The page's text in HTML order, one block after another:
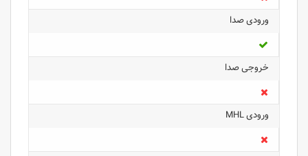
ورودی صدا
خروجی صدا
ورودی MHL